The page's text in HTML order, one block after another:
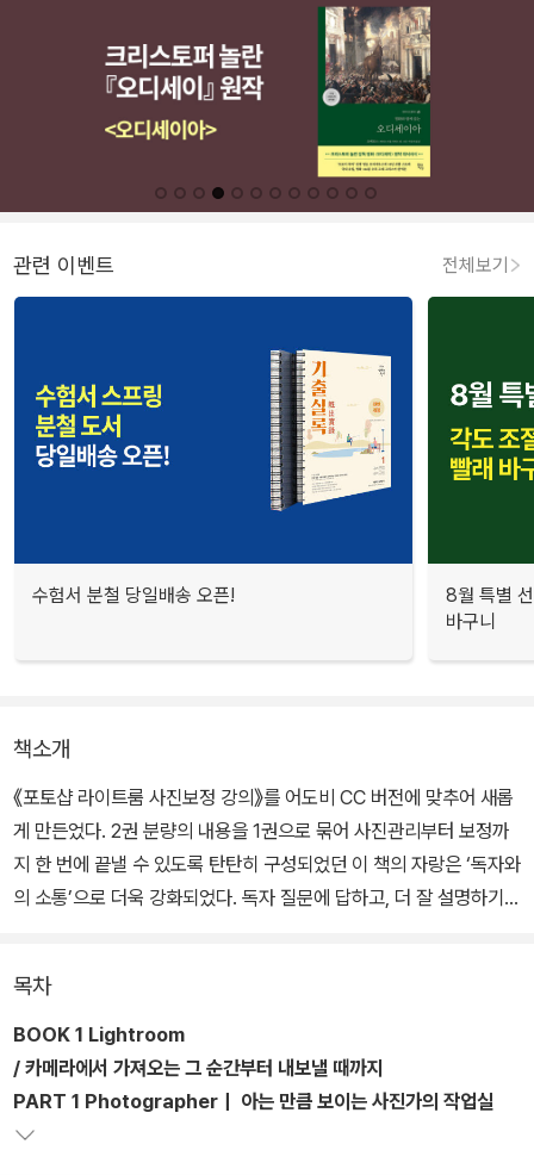
관련 이벤트 전체보기
수험서 분철 당일배송 오픈!
8월 특별
바구니
책소개
《포토샵 라이트룸 사진보정 강의》를 어도비 CC 버전에 맞추어 새롭
게 만든었다. 2권 분량의 내용을 1권으로 묶어 사진관리부터 보정까
지 한 번에 끝낼 수 있도록 탄탄히 구성되었던 이 책의 자랑은 ‘독자와
의 소통’으로 더욱 강화되었다. 독자 질문에 답하고, 더 잘 설명하기
듬었다.
목차
BOOK 1 Lightroom
/ 카메라에서 가져오는 그 순간부터 내보낼 때까지
PART 1 Photographer｜ 아는 만큼 보이는 사진가의 작업실